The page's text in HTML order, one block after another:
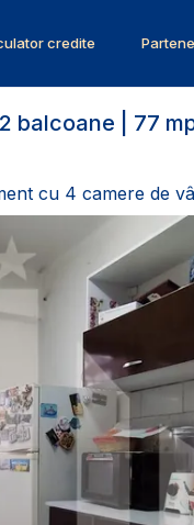
credite
balcoane | 77
cu 4 camere de